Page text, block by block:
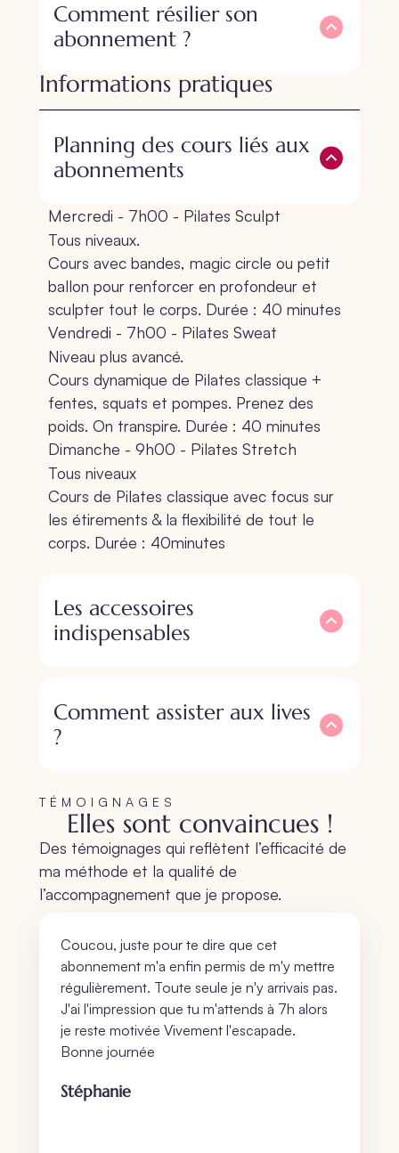
Comment résilier son
abonnement ?
Informations pratiques
Planning des cours liés aux
abonnements
Mercredi - 7h00 - Pilates Sculpt
Tous niveaux.
Cours avec bandes, magic circle ou petit
ballon pour renforcer en profondeur et
sculpter tout le corps. Durée : 40 minutes
Vendredi - 7h00 - Pilates Sweat
Niveau plus avancé.
Cours dynamique de Pilates classique +
fentes, squats et pompes. Prenez des
poids. On transpire. Durée : 40 minutes
Dimanche - 9h00 - Pilates Stretch
Tous niveaux
Cours de Pilates classique avec focus sur
les étirements & la flexibilité de tout le
corps. Durée : 40minutes
Les accessoires
indispensables
Comment assister aux lives
?
TÉMOIGNAGES
Elles sont convaincues !
Des témoignages qui reflètent l’efficacité de
ma méthode et la qualité de
l’accompagnement que je propose.
Coucou, juste pour te dire que cet
abonnement m'a enfin permis de m'y mettre
régulièrement. Toute seule je n'y arrivais pas.
J'ai l'impression que tu m'attends à 7h alors
je reste motivée Vivement l'escapade.
Bonne journée
Stéphanie